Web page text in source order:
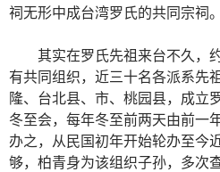
祠无形中成台湾罗氏的共同宗祠。
其实在罗氏先祖来台不久，
有共同组织，近三十名各派系先
隆、台北县、市、桃园县，成立
冬至会，每年冬至前两天由前一
办之，从民国初年开始轮办至今
够，柏青身为该组织子孙，多次